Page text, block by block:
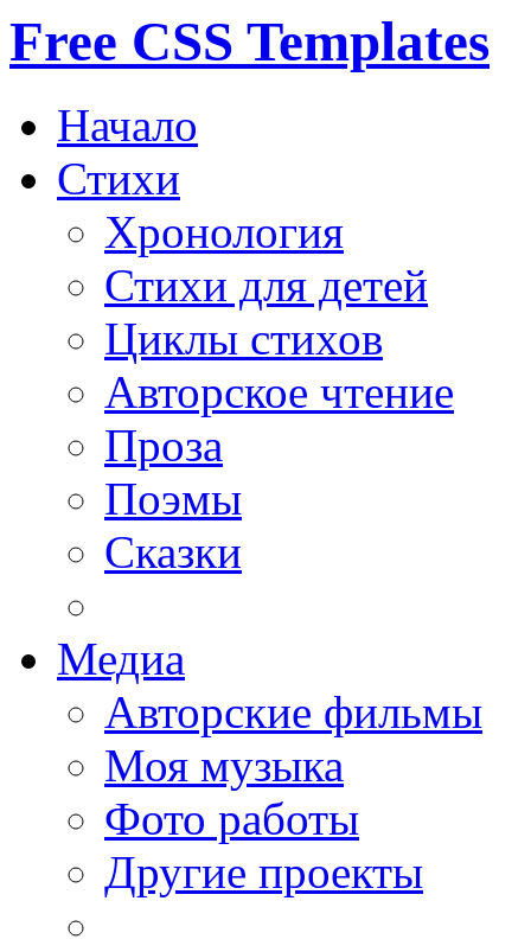
Free CSS Templates
Начало
Стихи
Хронология
Стихи для детей
Циклы стихов
Авторское чтение
Проза
Поэмы
Сказки
Медиа
Авторские фильмы
Моя музыка
Фото работы
Другие проекты